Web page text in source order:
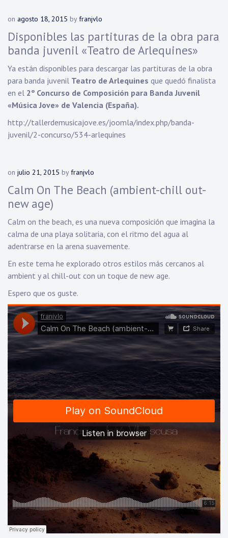
on agosto 18, 2015 byfranjvlo
Disponibles las partituras de la obra para
banda juvenil «Teatro de Arlequines»
Ya están disponibles para descargar las partituras de la obra
para banda juvenil Teatro de Arlequines que quedó finalista
en el 2º Concurso de Composición para Banda Juvenil
«Música Jove» de Valencia (España).
http://tallerdemusicajove.es/joomla/index.php/banda-
juvenil/2-concurso/534-arlequines
on julio 21, 2015 byfranjvlo
Calm On The Beach (ambient-chill out-
new age)
Calm on the beach, es una nueva composición que imagina la
calma de una playa solitaria, con el ritmo del agua al
adentrarse en la arena suavemente.
En este tema he explorado otros estilos más cercanos al
ambient y al chill-out con un toque de new age.
Espero que os guste.